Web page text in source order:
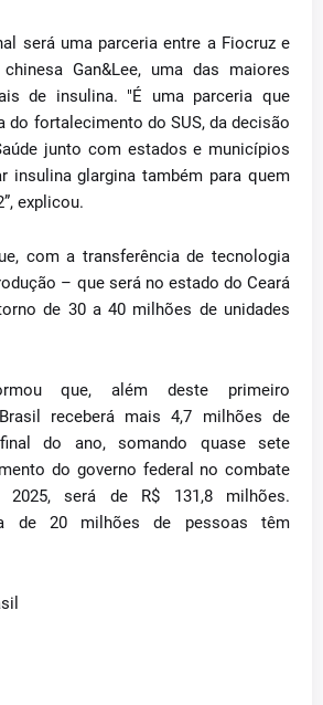
será uma parceria entre a Fiocruz e
Gan&Lee, uma das maiores
de insulina. "É uma parceria que
do fortalecimento do SUS, da decisão
junto com estados e municípios
insulina glargina também para quem
explicou.
com a transferência de tecnologia
– que será no estado do Ceará
de 30 a 40 milhões de unidades
que, além deste primeiro
receberá mais 4,7 milhões de
do ano, somando quase sete
do governo federal no combate
2025, será de R$ 131,8 milhões.
de 20 milhões de pessoas têm